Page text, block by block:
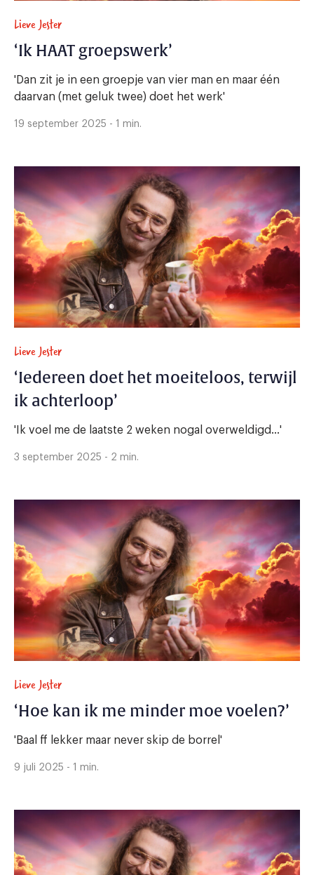
Lieve Jester
‘Ik HAAT groepswerk’
'Dan zit je in een groepje van vier man en maar één
daarvan (met geluk twee) doet het werk'
19 september 2025 - 1 min.
Lieve Jester
‘Iedereen doet het moeiteloos, terwijl
ik achterloop’
'Ik voel me de laatste 2 weken nogal overweldigd...'
3 september 2025 - 2 min.
Lieve Jester
‘Hoe kan ik me minder moe voelen?’
'Baal ff lekker maar never skip de borrel'
9 juli 2025 - 1 min.